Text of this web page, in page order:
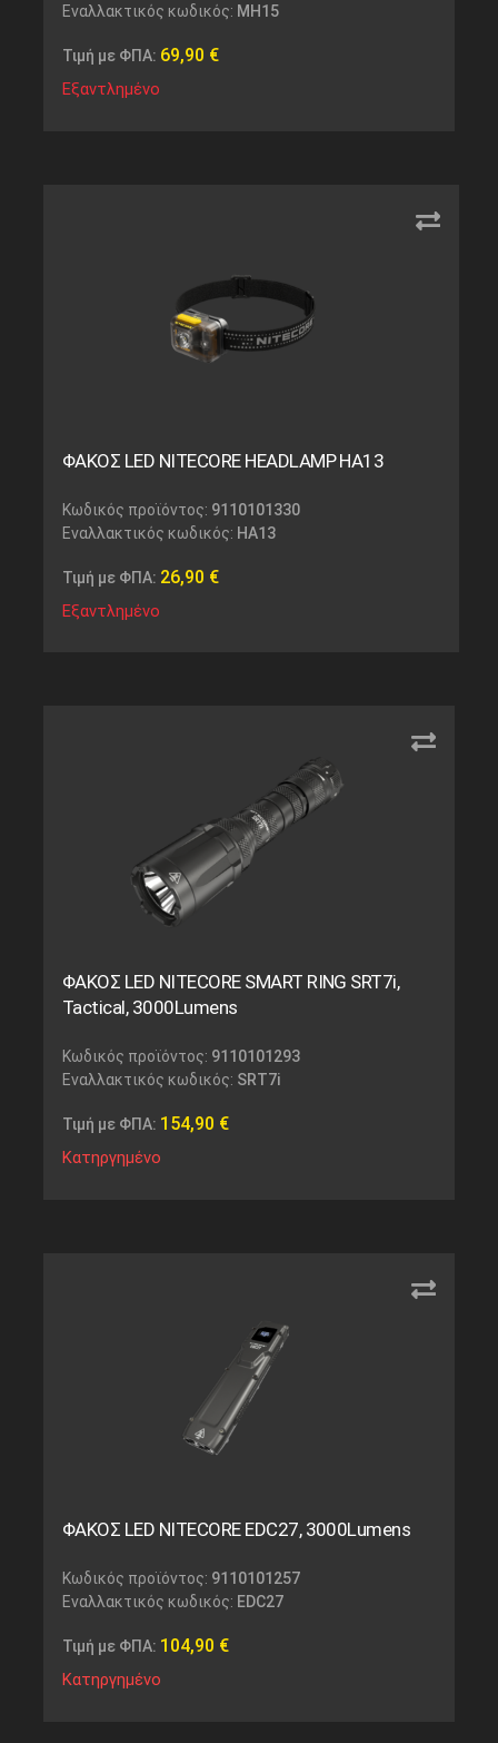
Εναλλακτικός κωδικός: MH15
Τιμή με ΦΠΑ: 69,90 €
Εξαντλημένο
ΦΑΚΟΣ LED NITECORE HEADLAMP HA13
Κωδικός προϊόντος: 9110101330
Εναλλακτικός κωδικός: HA13
Τιμή με ΦΠΑ: 26,90 €
Εξαντλημένο
ΦΑΚΟΣ LED NITECORE SMART RING SRT7i,
Tactical, 3000Lumens
Κωδικός προϊόντος: 9110101293
Εναλλακτικός κωδικός: SRT7i
Τιμή με ΦΠΑ: 154,90 €
Κατηργημένο
ΦΑΚΟΣ LED NITECORE EDC27, 3000Lumens
Κωδικός προϊόντος: 9110101257
Εναλλακτικός κωδικός: EDC27
Τιμή με ΦΠΑ: 104,90 €
Κατηργημένο